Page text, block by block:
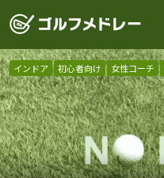
インドア 初心者向け 女性コーチ